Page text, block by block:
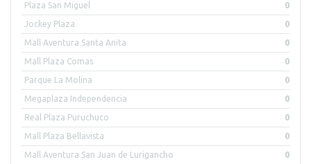
Plaza San Miguel 0
Jockey Plaza 0
Mall Aventura Santa Anita 0
Mall Plaza Comas 0
Parque La Molina 0
Megaplaza Independencia 0
Real Plaza Puruchuco 0
Mall Plaza Bellavista 0
Mall Aventura San Juan de Lurigancho 0